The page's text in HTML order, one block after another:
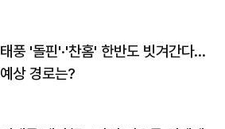
태풍 '돌핀'·'찬홈' 한반도 빗겨간다…
예상 경로는?